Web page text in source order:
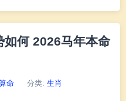
如何 2026马年本命
命 分类: 生肖